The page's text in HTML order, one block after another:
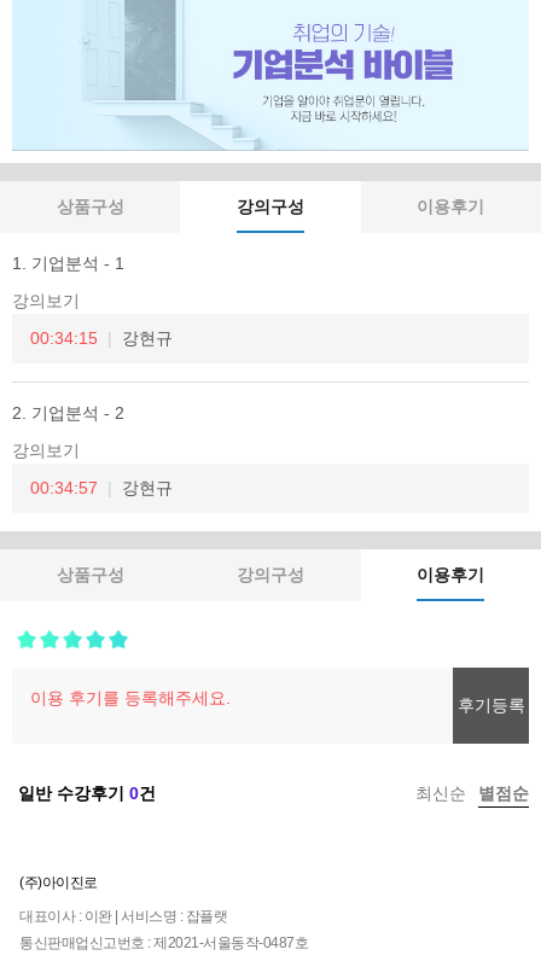
상품구성 강의구성 이용후기
1. 기업분석 - 1
강의보기
00:34:15
강현규
2. 기업분석 - 2
강의보기
00:34:57
강현규
상품구성 강의구성 이용후기
후기등록
일반 수강후기 0건 최신순 별점순
(주)아이진로
대표이사 : 이완 | 서비스명 : 잡플랫
통신판매업신고번호 : 제2021-서울동작-0487호